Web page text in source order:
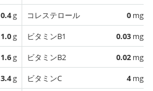
0.4g
1.0g
1.6g
3.4g
コレステロール
0 mg
ビタミンB1
0.03 mg
ビタミンB2
0.02 mg
ビタミンC
4mg